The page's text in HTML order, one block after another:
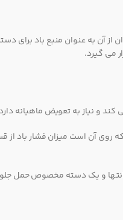
از آن به عنوان منبع باد
می گیرد.
روی آن است میزان فشار باد از
و یک دسته مخصوص حمل